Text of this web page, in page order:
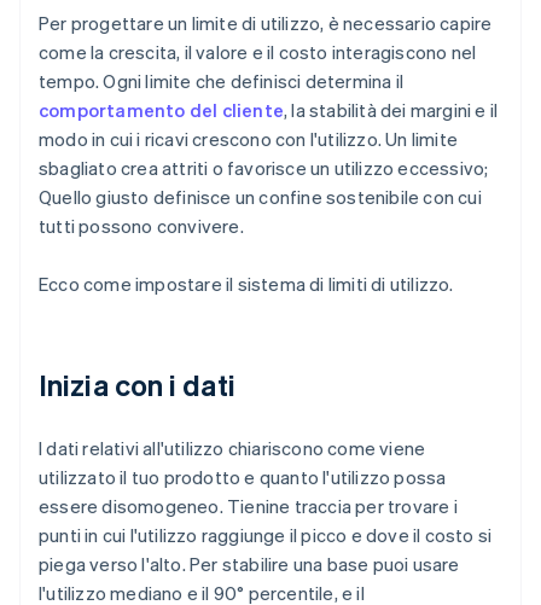
Per progettare un limite di utilizzo, è necessario capire
come la crescita, il valore e il costo interagiscono nel
tempo. Ogni limite che definisci determina il
comportamento del cliente, la stabilità dei margini e il
modo in cui i ricavi crescono con l'utilizzo. Un limite
sbagliato crea attriti o favorisce un utilizzo eccessivo;
Quello giusto definisce un confine sostenibile con cui
tutti possono convivere.
Ecco come impostare il sistema di limiti di utilizzo.
Inizia con i dati
I dati relativi all'utilizzo chiariscono come viene
utilizzato il tuo prodotto e quanto l'utilizzo possa
essere disomogeneo. Tienine traccia per trovare i
punti in cui l'utilizzo raggiunge il picco e dove il costo si
piega verso l'alto. Per stabilire una base puoi usare
l'utilizzo mediano e il 90° percentile, e il